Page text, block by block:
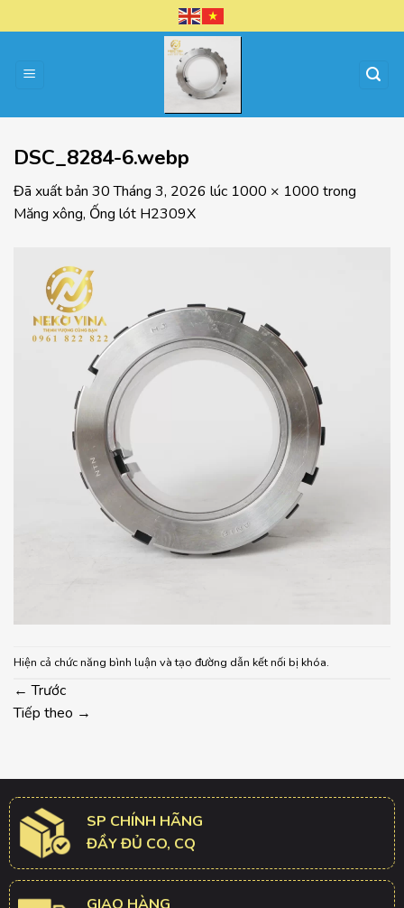
đến
dung
DSC_8284-6.webp
Đã xuất bản 30 Tháng 3, 2026 lúc 1000 × 1000 trong
Măng xông, Ống lót H2309X
Hiện cả chức năng bình luận và tạo đường dẫn kết nối bị khóa.
← Trước
Tiếp theo →
SP CHÍNH HÃNG
ĐẦY ĐỦ CO, CQ